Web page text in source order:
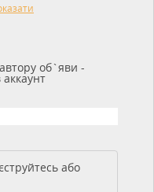
об`яви -
аккаунт
або